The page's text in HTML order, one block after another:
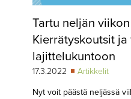
YHTEYSTIEDOT
Tartu neljän
Kierrätyskoutsit
lajittelukuntoon
17.3.2022 Artikkelit
Nyt voit päästä neljässä